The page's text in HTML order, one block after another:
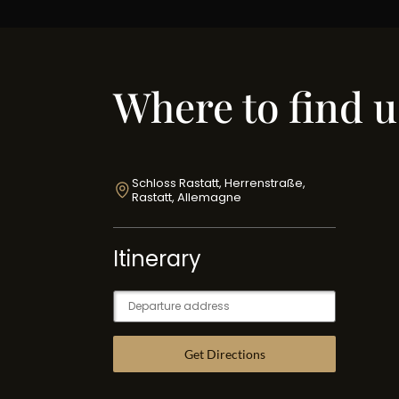
Where to find
Schloss Rastatt, Herrenstraße,
Rastatt, Allemagne
Itinerary